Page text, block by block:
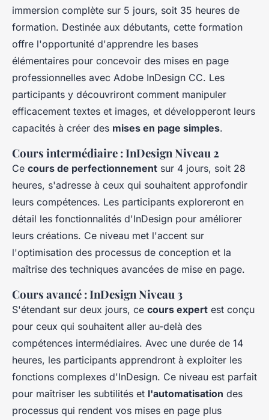
immersion complète sur 5 jours, soit 35 heures de
formation. Destinée aux débutants, cette formation
offre l'opportunité d'apprendre les bases
élémentaires pour concevoir des mises en page
professionnelles avec Adobe InDesign CC. Les
participants y découvriront comment manipuler
efficacement textes et images, et développeront leurs
capacités à créer des mises en page simples.
Cours intermédiaire : InDesign Niveau 2
Ce cours de perfectionnement sur 4 jours, soit 28
heures, s'adresse à ceux qui souhaitent approfondir
leurs compétences. Les participants exploreront en
détail les fonctionnalités d'InDesign pour améliorer
leurs créations. Ce niveau met l'accent sur
l'optimisation des processus de conception et la
maîtrise des techniques avancées de mise en page.
Cours avancé : InDesign Niveau 3
S'étendant sur deux jours, ce cours expert est conçu
pour ceux qui souhaitent aller au-delà des
compétences intermédiaires. Avec une durée de 14
heures, les participants apprendront à exploiter les
fonctions complexes d'InDesign. Ce niveau est parfait
pour maîtriser les subtilités et l'automatisation des
processus qui rendent vos mises en page plus